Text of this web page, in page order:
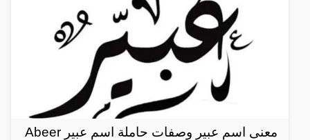
معنى اسم عبير وصفات حاملة اسم عبير Abeer